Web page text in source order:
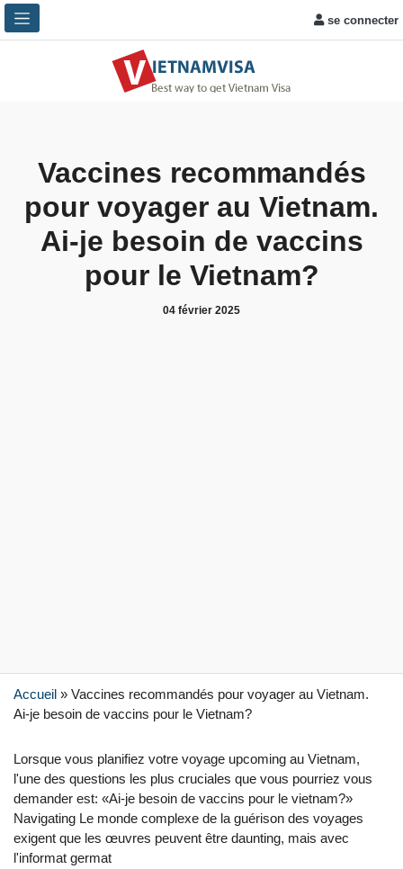
se connecter
Vaccines recommandés
pour voyager au Vietnam.
Ai-je besoin de vaccins
pour le Vietnam?
04 février 2025
Accueil » Vaccines recommandés pour voyager au Vietnam.
Ai-je besoin de vaccins pour le Vietnam?
Lorsque vous planifiez votre voyage upco‌ming au Vietnam‌,
l'une des questions les plus cruciales que vous pourriez vous
demander est: «Ai-je besoin de vaccins pour le vietna‌m?»
Naviga‌ting Le monde complexe de la guérison des voyages
exigent que les œuvres peuvent être dauntin‌g, mais avec
l'informat germat